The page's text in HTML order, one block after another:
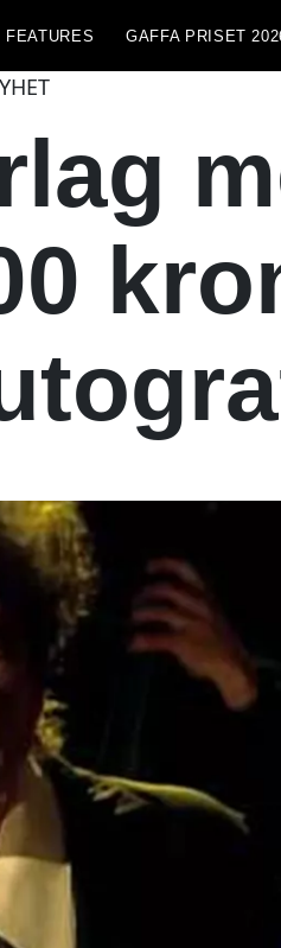
FEATURES GAFFA PRISET